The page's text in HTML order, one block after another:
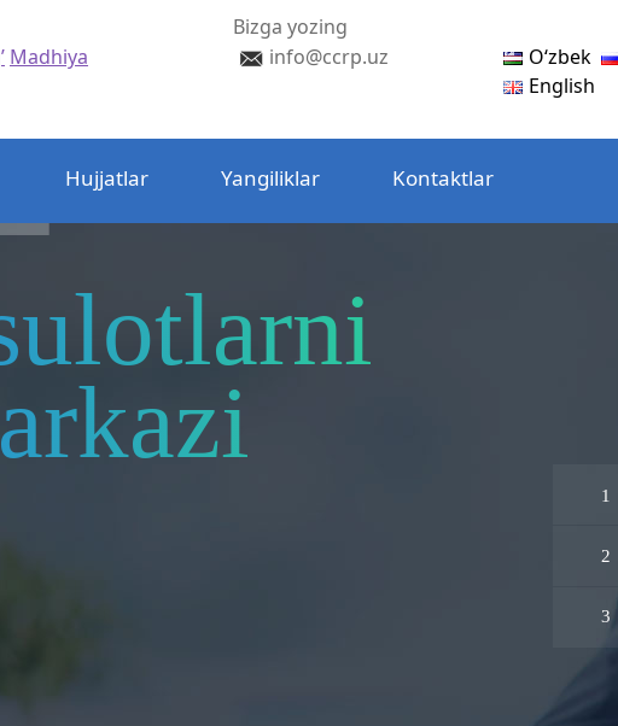
Madhiya
Bizga yozing
info@ccrp.uz
Oʻzbek
English
Hujjatlar Yangiliklar Kontaktlar
1
2
3